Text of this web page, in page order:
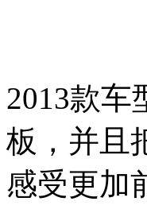
2013款车
板，并且
感受更加